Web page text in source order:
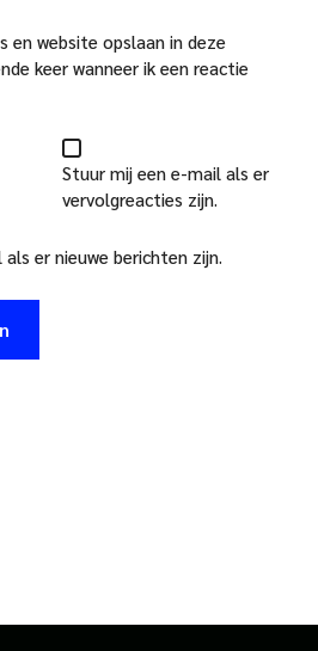
en website opslaan in deze
keer wanneer ik een reactie
Stuur mij een e-mail als er
vervolgreacties zijn.
er nieuwe berichten zijn.